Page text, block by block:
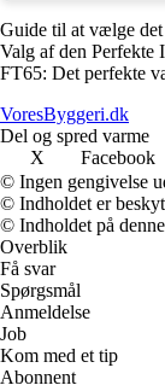
Guide til at vælge
Valg af den Perfekte
FT65: Det perfekte
VoresByggeri.dk
Del og spred varme
X
Facebook
© Ingen gengivelse
© Indholdet er
© Indholdet på
Overblik
Få svar
Spørgsmål
Anmeldelse
Job
Kom med et tip
Abonnent